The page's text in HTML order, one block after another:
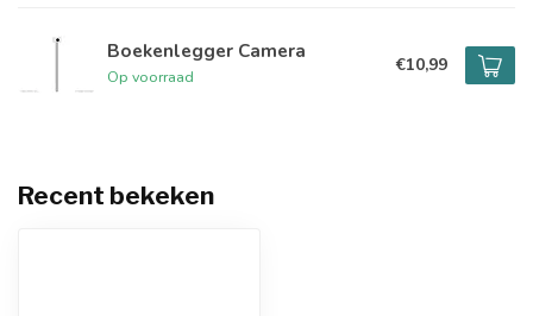
Boekenlegger Camera
Op voorraad
€10,99
Recent bekeken